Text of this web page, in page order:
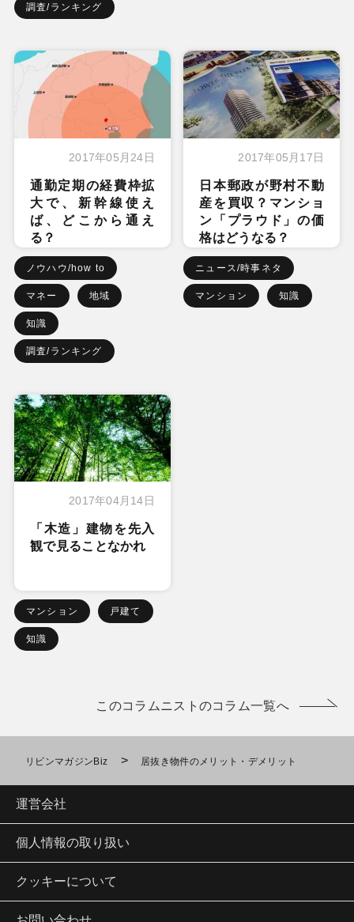
調査/ランキング
2017年05月24日
通勤定期の経費枠拡
大で、新幹線使え
ば、どこから通え
る？
ノウハウ/how to
マネー 地域
知識
調査/ランキング
2017年05月17日
日本郵政が野村不動
産を買収？マンショ
ン「プラウド」の価
格はどうなる？
ニュース/時事ネタ
マンション 知識
2017年04月14日
「木造」建物を先入
観で見ることなかれ
マンション 戸建て
知識
このコラムニストのコラム一覧へ
リビンマガジンBiz > 居抜き物件のメリット・デメリット
運営会社
個人情報の取り扱い
クッキーについて